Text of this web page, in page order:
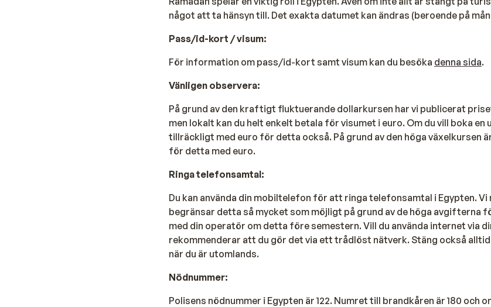
allt om avkoppling. Här gör havet, de långa stränderna, de generösa all inclusive-programmen och det
därför ditt försäkringsbolag för rådgivning innan du besöker sjukhuset.
något att ta hänsyn till. Det exakta datumet kan ändras (beroende på
Pass/id-kort / visum:
För information om pass/id-kort samt visum kan du besöka denna sida.
Vänligen observera:
På grund av den kraftigt fluktuerande dollarkursen har vi publicerat
men lokalt kan du helt enkelt betala för visumet i euro. Om du vill boka en
tillräckligt med euro för detta också. På grund av den höga växelkursen
för detta med euro.
Ringa telefonsamtal:
Du kan använda din mobiltelefon för att ringa telefonsamtal i Egypten.
begränsar detta så mycket som möjligt på grund av de höga avgifterna
med din operatör om detta före semestern. Vill du använda internet via
rekommenderar att du gör det via ett trådlöst nätverk. Stäng också
när du är utomlands.
Nödnummer:
Polisens nödnummer i Egypten är 122. Numret till brandkåren är 180 och